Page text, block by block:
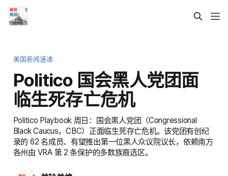
美国新闻速递
Politico 国会黑人党团面
临生死存亡危机
Politico Playbook 周日：国会黑人党团（Congressional
Black Caucus，CBC）正面临生死存亡危机。该党团有创纪
录的 62 名成员、有望推出第一位黑人众议院议长，依赖南方
各州由 VRA 第 2 条保护的多数族裔选区。